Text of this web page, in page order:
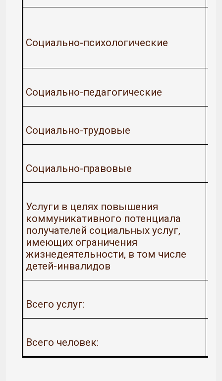
Социально-психологические
Социально-педагогические
Социально-трудовые
Социально-правовые
Услуги в целях повышения
коммуникативного потенциала
получателей социальных услуг,
имеющих ограничения
жизнедеятельности, в том числе
детей-инвалидов
Всего услуг:
Всего человек: